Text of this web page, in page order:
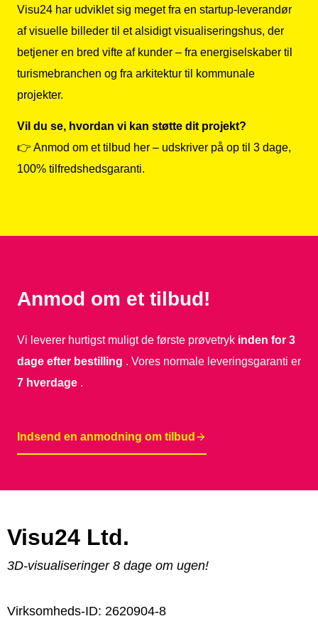
Visu24 har udviklet sig meget fra en startup-leverandør
af visuelle billeder til et alsidigt visualiseringshus, der
betjener en bred vifte af kunder – fra energiselskaber til
turismebranchen og fra arkitektur til kommunale
projekter.
Vil du se, hvordan vi kan støtte dit projekt?
👉 Anmod om et tilbud her – udskriver på op til 3 dage,
100% tilfredshedsgaranti.
Anmod om et tilbud!
Vi leverer hurtigst muligt de første prøvetryk inden for 3
dage efter bestilling . Vores normale leveringsgaranti er
7 hverdage .
Indsend en anmodning om tilbud
Visu24 Ltd.
3D-visualiseringer 8 dage om ugen!
Virksomheds-ID: 2620904-8